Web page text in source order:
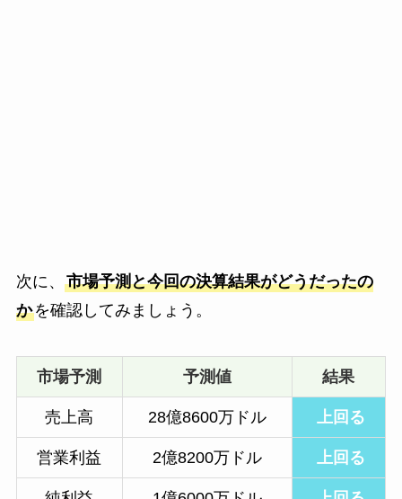
次に、 市場予測と今回の決算結果がどうだったの
かを確認してみましょう。
市場予測 予測値 結果
売上高 28億8600万ドル 上回る
営業利益 2億8200万ドル 上回る